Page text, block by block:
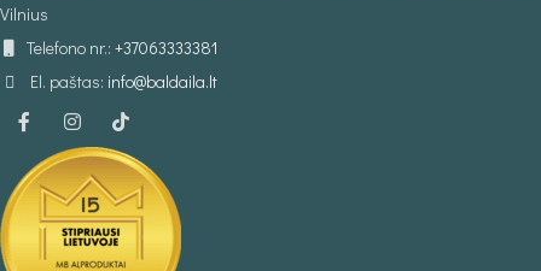
Vilnius
Telefono nr.: +37063333381
El. paštas: info@baldaila.lt